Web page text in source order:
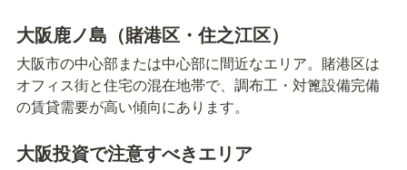
大阪鹿ノ島（賭港区・住之江区）
大阪市の中心部または中心部に間近なエリア。賭港区は
オフィス街と住宅の混在地帯で、調布工・対篦設備完備
の賃貸需要が高い傾向にあります。
大阪投資で注意すべきエリア